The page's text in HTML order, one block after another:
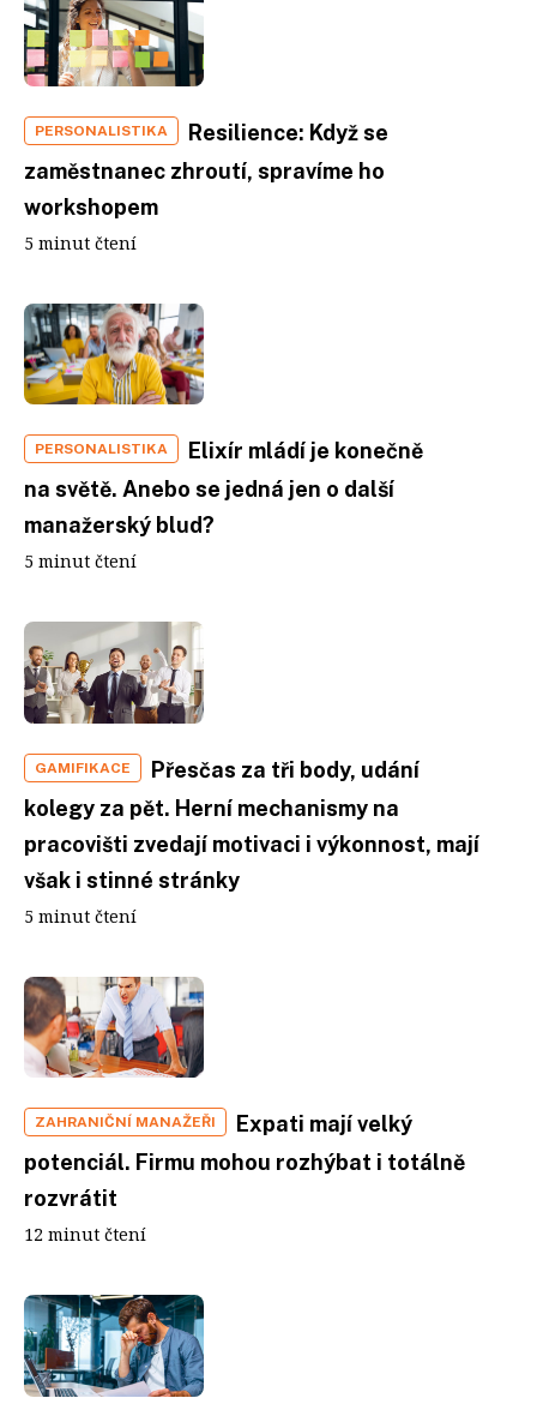
PERSONALISTIKA
Resilience: Když se
zaměstnanec zhroutí, spravíme ho
workshopem
5 minut čtení
PERSONALISTIKA
Elixír mládí je konečně
na světě. Anebo se jedná jen o další
manažerský blud?
5 minut čtení
GAMIFIKACE
Přesčas za tři body, udání
kolegy za pět. Herní mechanismy na
pracovišti zvedají motivaci i výkonnost, mají
však i stinné stránky
5 minut čtení
ZAHRANIČNÍ MANAŽEŘI
Expati mají velký
potenciál. Firmu mohou rozhýbat i totálně
rozvrátit
12 minut čtení